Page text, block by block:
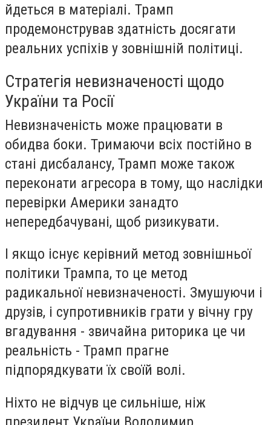
йдеться в матеріалі. Трамп
продемонстрував здатність досягати
реальних успіхів у зовнішній політиці.
Стратегія невизначеності щодо
України та Росії
Невизначеність може працювати в
обидва боки. Тримаючи всіх постійно в
стані дисбалансу, Трамп може також
переконати агресора в тому, що наслідки
перевірки Америки занадто
непередбачувані, щоб ризикувати.
І якщо існує керівний метод зовнішньої
політики Трампа, то це метод
радикальної невизначеності. Змушуючи і
друзів, і супротивників грати у вічну гру
вгадування - звичайна риторика це чи
реальність - Трамп прагне
підпорядкувати їх своїй волі.
Ніхто не відчув це сильніше, ніж